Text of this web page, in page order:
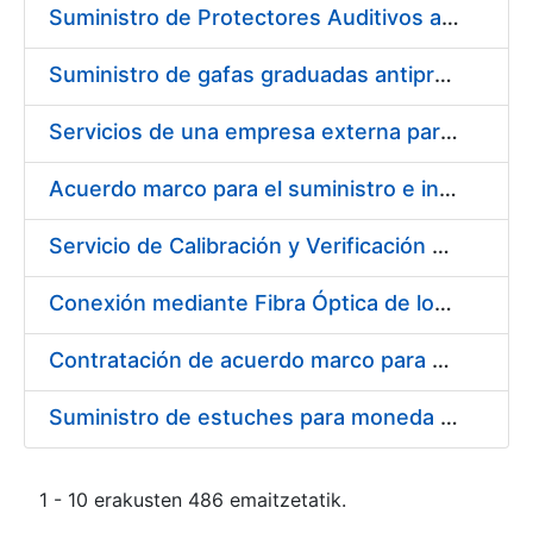
Suministro de Protectores Auditivos a medida para las personas trabajadoras de los Centros de Trabajo de Madrid y Burgos
Suministro de gafas graduadas antiproyecciones para los trabajadores de la FNMT-RCM en los centros de trabajo de Madrid y Burgos
Servicios de una empresa externa para el asesoramiento y resolución de los recursos de alzada que se presentan relacionados con procesos de selección para la FNMT-RCM
Acuerdo marco para el suministro e instalación de persianas, estores y otros complementos
Servicio de Calibración y Verificación Externa de los Equipos de Medición del Servicio de Prevención de la FNMT-RCM
Conexión mediante Fibra Óptica de los Centros de Proceso de Datos (CPDs) de las sedes de la FNMT-RCM de Burgos y Madrid
Contratación de acuerdo marco para el Suministro de Material de Electricidad para la Fábrica Nacional de Moneda y Timbre-Real Casa de la Moneda en su centro de trabajo de Burgos
Suministro de estuches para moneda de 30 €
1 - 10 erakusten 486 emaitzetatik.